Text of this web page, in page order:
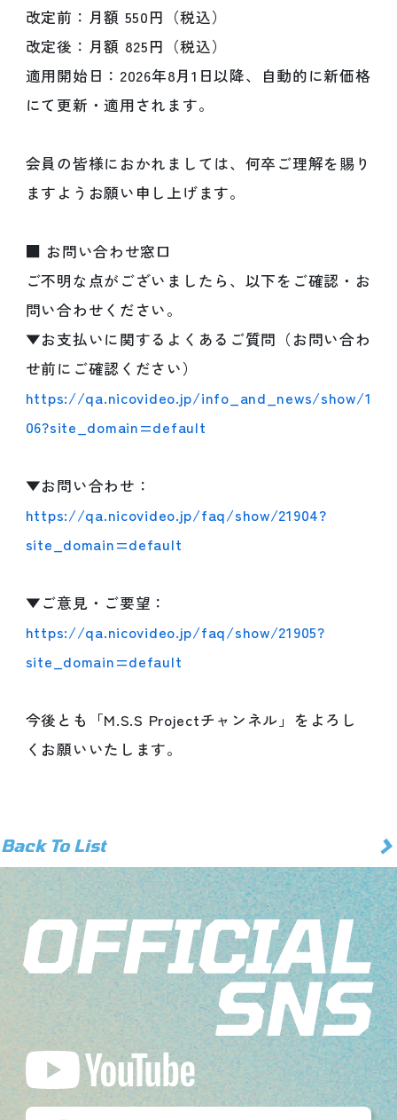
改定前：月額 550円（税込）
改定後：月額 825円（税込）
適用開始日：2026年8月1日以降、自動的に新価格
にて更新・適用されます。
会員の皆様におかれましては、何卒ご理解を賜り
ますようお願い申し上げます。
■ お問い合わせ窓口
ご不明な点がございましたら、以下をご確認・お
問い合わせください。
▼お支払いに関するよくあるご質問（お問い合わ
せ前にご確認ください）
https://qa.nicovideo.jp/info_and_news/show/1
06?site_domain=default
▼お問い合わせ：
https://qa.nicovideo.jp/faq/show/21904?
site_domain=default
▼ご意見・ご要望：
https://qa.nicovideo.jp/faq/show/21905?
site_domain=default
今後とも「M.S.S Projectチャンネル」をよろし
くお願いいたします。
Back To List >